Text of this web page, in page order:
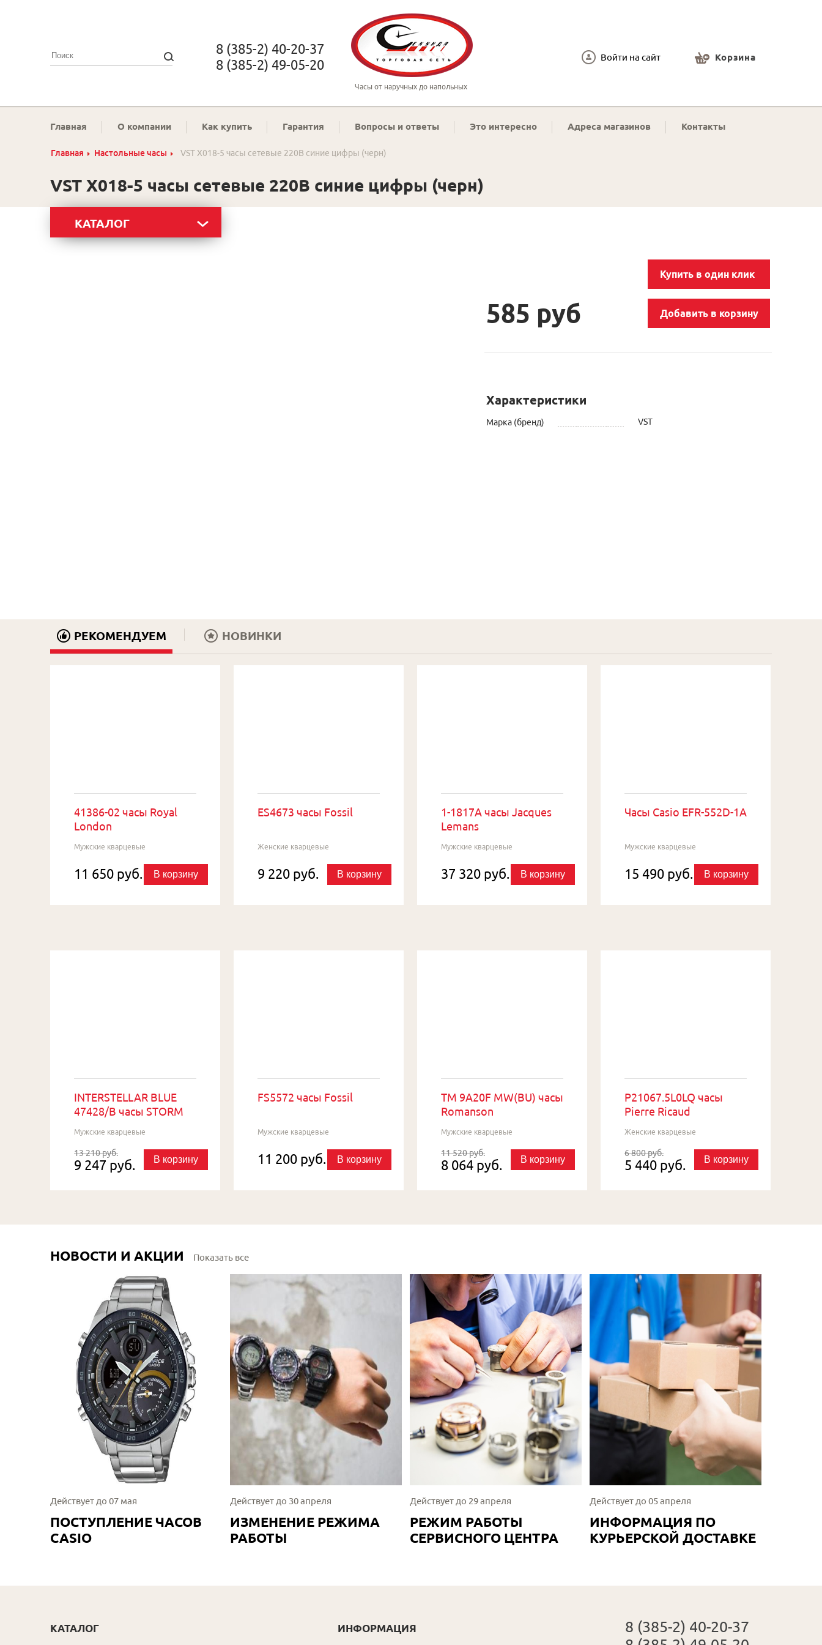
8 (385-2) 40-20-37
8 (385-2) 49-05-20
Часы от наручных до напольных
Войти на сайт Корзина
Главная О компании Как купить Гарантия Вопросы и ответы Это интересно Адреса магазинов Контакты
Главная Настольные часы VST X018-5 часы сетевые 220В синие цифры (черн)
VST X018-5 часы сетевые 220В синие цифры (черн)
КАТАЛОГ
Купить в один клик
585 руб Добавить в корзину
Характеристики
Марка (бренд) VST
РЕКОМЕНДУЕМ НОВИНКИ
41386-02 часы Royal
London
Мужские кварцевые
11 650 руб. В корзину
ES4673 часы Fossil
Женские кварцевые
9 220 руб. В корзину
1-1817A часы Jacques
Lemans
Мужские кварцевые
37 320 руб. В корзину
Часы Casio EFR-552D-1A
Мужские кварцевые
15 490 руб. В корзину
INTERSTELLAR BLUE
47428/B часы STORM
Мужские кварцевые
13 210 руб.
9 247 руб. В корзину
FS5572 часы Fossil
Мужские кварцевые
11 200 руб. В корзину
TM 9A20F MW(BU) часы
Romanson
Мужские кварцевые
11 520 руб.
8 064 руб. В корзину
P21067.5L0LQ часы
Pierre Ricaud
Женские кварцевые
6 800 руб.
5 440 руб. В корзину
НОВОСТИ И АКЦИИ Показать все
Действует до 07 мая
ПОСТУПЛЕНИЕ ЧАСОВ
CASIO
Действует до 30 апреля
ИЗМЕНЕНИЕ РЕЖИМА
РАБОТЫ
Действует до 29 апреля
РЕЖИМ РАБОТЫ
СЕРВИСНОГО ЦЕНТРА
Действует до 05 апреля
ИНФОРМАЦИЯ ПО
КУРЬЕРСКОЙ ДОСТАВКЕ
КАТАЛОГ ИНФОРМАЦИЯ
8 (385-2) 40-20-37